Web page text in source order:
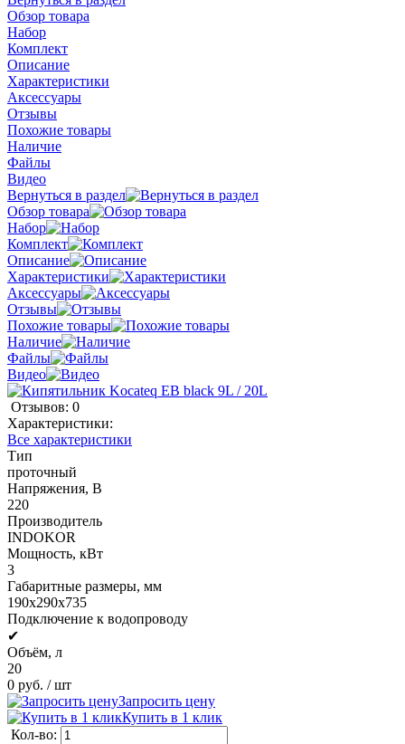
Обзор товара
Набор
Комплект
Описание
Характеристики
Аксессуары
Отзывы
Похожие товары
Наличие
Файлы
Видео
Вернуться в раздел
Обзор товара
Набор
Комплект
Описание
Характеристики
Аксессуары
Отзывы
Похожие товары
Наличие
Файлы
Видео
Отзывов: 0
Характеристики:
Все характеристики
Тип
проточный
Напряжения, В
220
Производитель
INDOKOR
Мощность, кВт
3
Габаритные размеры, мм
190х290х735
Подключение к водопроводу
✔
Объём, л
20
0 руб. / шт
Запросить цену
Купить в 1 клик
Кол-во: